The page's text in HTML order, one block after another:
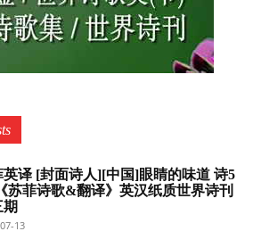
英译 [封面诗人][中国]眼睛的味道 诗5
苏菲诗歌&翻译》英汉纸质世界诗刊
13